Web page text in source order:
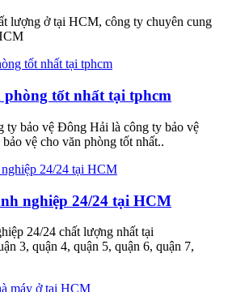
lượng ở tại HCM, công ty chuyên cung
phòng tốt nhất tại tphcm
ty bảo vệ Đông Hải là công ty bảo vệ
vệ cho văn phòng tốt nhất..
nghiệp 24/24 tại HCM
24/24 chất lượng nhất tại
3, quận 4, quận 5, quận 6, quận 7,